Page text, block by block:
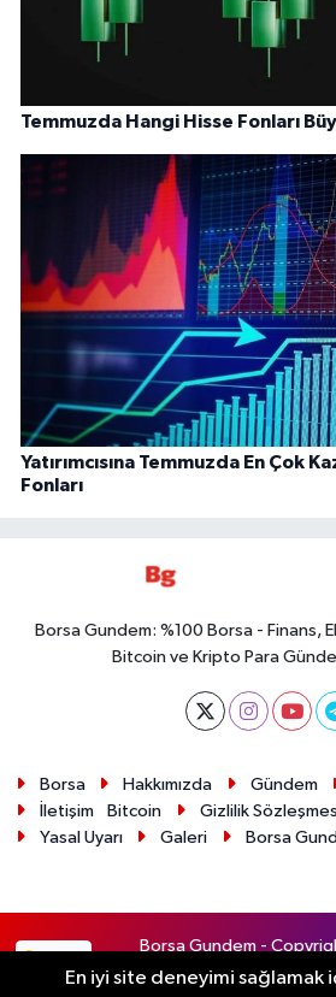
Temmuzda Hangi Hisse Fonları
Yatırımcısına Temmuzda En Çok
Fonları
Borsa Gundem: %100 Borsa - Finans,
Bitcoin ve Kripto Para
Borsa Hakkımızda Gündem
İletişim
Bitcoin Gizlilik
Yasal Uyarı
Galeri Borsa
Borsa Gundem -
En iyi site deneyimi sağlamak